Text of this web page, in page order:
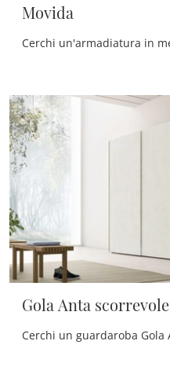
Movida
Gola Anta scorrevole